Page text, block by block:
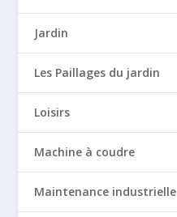
Jardin
Les Paillages du jardin
Loisirs
Machine à coudre
Maintenance industrielle